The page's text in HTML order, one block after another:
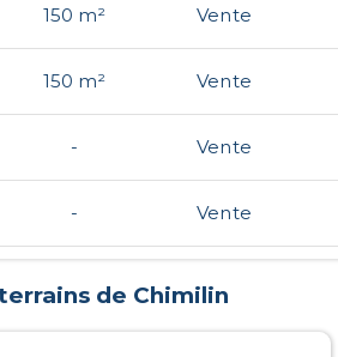
150 m² Vente
150 m² Vente
- Vente
- Vente
de Chimilin